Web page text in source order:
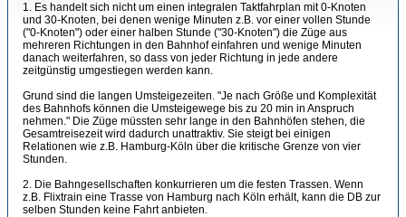
1. Es handelt sich nicht um einen integralen Taktfahrplan mit 0-Knoten
und 30-Knoten, bei denen wenige Minuten z.B. vor einer vollen Stunde
("0-Knoten") oder einer halben Stunde ("30-Knoten") die Züge aus
mehreren Richtungen in den Bahnhof einfahren und wenige Minuten
danach weiterfahren, so dass von jeder Richtung in jede andere
zeitgünstig umgestiegen werden kann.
Grund sind die langen Umsteigezeiten. "Je nach Größe und Komplexität
des Bahnhofs können die Umsteigewege bis zu 20 min in Anspruch
nehmen." Die Züge müssten sehr lange in den Bahnhöfen stehen, die
Gesamtreisezeit wird dadurch unattraktiv. Sie steigt bei einigen
Relationen wie z.B. Hamburg-Köln über die kritische Grenze von vier
Stunden.
2. Die Bahngesellschaften konkurrieren um die festen Trassen. Wenn
z.B. Flixtrain eine Trasse von Hamburg nach Köln erhält, kann die DB zur
selben Stunden keine Fahrt anbieten.